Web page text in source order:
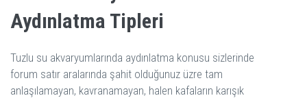
Aydınlatma Tipleri
Tuzlu su akvaryumlarında aydınlatma konusu sizlerinde
forum satır aralarında şahit olduğunuz üzre tam
anlaşılamayan, kavranamayan, halen kafaların karışık